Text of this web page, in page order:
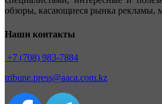
обзоры, касающиеся рынка рекламы,
Наши контакты
+7 (708) 983-7884
tribune.press@aaca.com.kz